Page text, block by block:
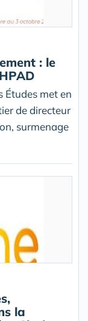
: le
Études met en
de directeur
surmenage
la